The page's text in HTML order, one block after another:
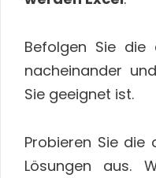
Befolgen Sie die
nacheinander
Sie geeignet ist.
Probieren Sie die
Lösungen aus.